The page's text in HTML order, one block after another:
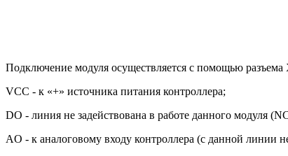
Подключение модуля осуществляется с помощью
VCC - к «+» источника питания контроллера;
DО - линия не задействована в работе данного модуля
AО - к аналоговому входу контроллера (с данной линии